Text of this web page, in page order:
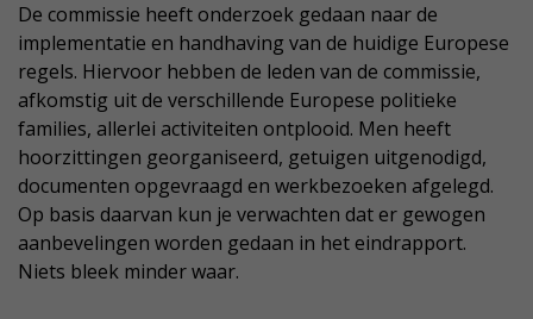
De commissie heeft onderzoek gedaan naar de
implementatie en handhaving van de huidige Europese
regels. Hiervoor hebben de leden van de commissie,
afkomstig uit de verschillende Europese politieke
families, allerlei activiteiten ontplooid. Men heeft
hoorzittingen georganiseerd, getuigen uitgenodigd,
documenten opgevraagd en werkbezoeken afgelegd.
Op basis daarvan kun je verwachten dat er gewogen
aanbevelingen worden gedaan in het eindrapport.
Niets bleek minder waar.